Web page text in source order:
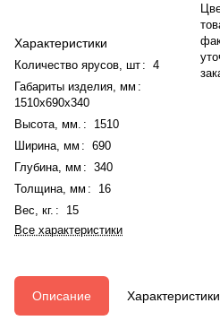
Характеристики
Количество ярусов, шт : 4
Габариты изделия, мм :
1510x690x340
Высота, мм. :
1510
Ширина, мм : 690
Глубина, мм : 340
Толщина, мм :
16
Вес, кг. :
15
Все характеристики
Описание Характеристики